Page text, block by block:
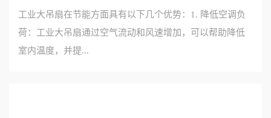
工业大吊扇在节能方面具有以下几个优势：1. 降低空调负
荷：工业大吊扇通过空气流动和风速增加，可以帮助降低
室内温度，并提...